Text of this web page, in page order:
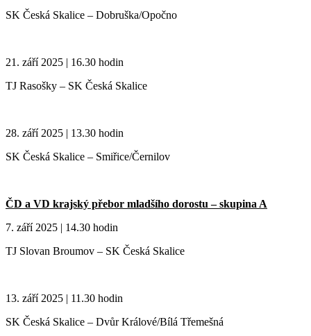
SK Česká Skalice – Dobruška/Opočno
21. září 2025 | 16.30 hodin
TJ Rasošky – SK Česká Skalice
28. září 2025 | 13.30 hodin
SK Česká Skalice – Smiřice/Černilov
ČD a VD krajský přebor mladšího dorostu – skupina A
7. září 2025 | 14.30 hodin
TJ Slovan Broumov – SK Česká Skalice
13. září 2025 | 11.30 hodin
SK Česká Skalice – Dvůr Králové/Bílá Třemešná